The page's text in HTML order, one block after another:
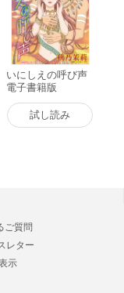
いにしえの呼び声
電子書籍版
試し読み
ご質問
レター
示